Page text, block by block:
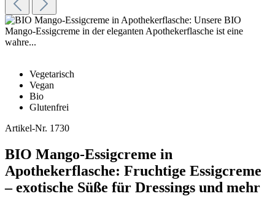
Vegetarisch
Vegan
Bio
Glutenfrei
Artikel-Nr. 1730
BIO Mango-Essigcreme in
Apothekerflasche: Fruchtige Essigcreme
– exotische Süße für Dressings und mehr